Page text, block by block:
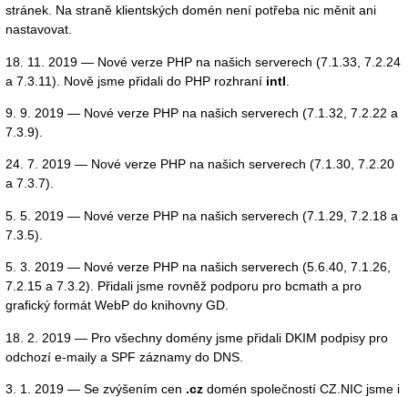
stránek. Na straně klientských domén není potřeba nic měnit ani
nastavovat.
18. 11. 2019 — Nové verze PHP na našich serverech (7.1.33, 7.2.24
a 7.3.11). Nově jsme přidali do PHP rozhraní intl
9. 9. 2019 — Nové verze PHP na našich serverech (7.1.32, 7.2.22 a
7.3.9).
24. 7. 2019 — Nové verze PHP na našich serverech (7.1.30, 7.2.20
a 7.3.7).
5. 5. 2019 — Nové verze PHP na našich serverech (7.1.29, 7.2.18 a
7.3.5).
5. 3. 2019 — Nové verze PHP na našich serverech (5.6.40, 7.1.26,
7.2.15 a 7.3.2). Přidali jsme rovněž podporu pro bcmath a pro
grafický formát WebP do knihovny GD.
18. 2. 2019 — Pro všechny domény jsme přidali DKIM podpisy pro
odchozí e-maily a SPF záznamy do DNS.
3. 1. 2019 — Se zvýšením cen .cz domén společností CZ.NIC jsme i